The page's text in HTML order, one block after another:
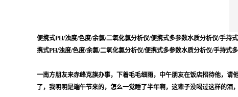
便携式PH/浊度/色度/余氯/二氧化氯分析仪/便携式多参数水质分析仪/手持
携式PH/浊度/色度/余氯/二氧化氯分析仪/便携式多参数水质分析仪/手持式
一南方朋友来赤峰克旗办事，下着毛毛细雨，中午朋友在饭店招待他，
了，我明明是端午节来的，怎么一觉睡了半年啊，这辈子没喝过这样的